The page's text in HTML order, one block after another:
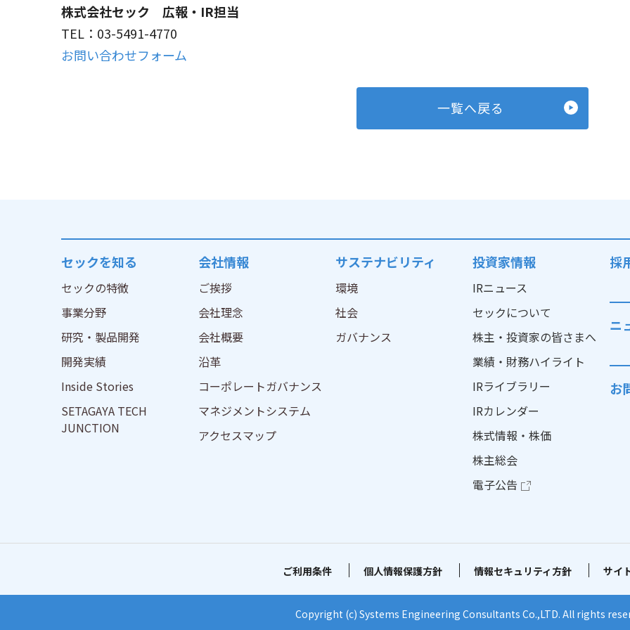
株式会社セック 広報・IR担当
TEL：03-5491-4770
お問い合わせフォーム
一覧へ戻る
セックを知る
セックの特徴
事業分野
研究・製品開発
開発実績
Inside Stories
SETAGAYA TECH
JUNCTION
会社情報
ご挨拶
会社理念
会社概要
沿革
コーポレートガバナンス
マネジメントシステム
アクセスマップ
サステナビリティ
環境
社会
ガバナンス
投資家情報
IRニュース
セックについて
株主・投資家の皆さまへ
業績・財務ハイライト
IRライブラリー
IRカレンダー
株式情報・株価
株主総会
電子公告
採
ニ
お
ご利用条件 個人情報保護方針 情報セキュリティ方針 サイ
Copyright (c) Systems Engineering Consultants Co.,LTD. All rights